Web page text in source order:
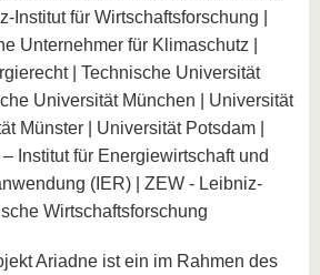
Institut für Wirtschaftsforschung |
Unternehmer für Klimaschutz |
| Technische Universität
Universität München | Universität
Münster | Universität Potsdam |
Institut für Energiewirtschaft und
(IER) | ZEW - Leibniz-
Wirtschaftsforschung
Ariadne ist ein im Rahmen des